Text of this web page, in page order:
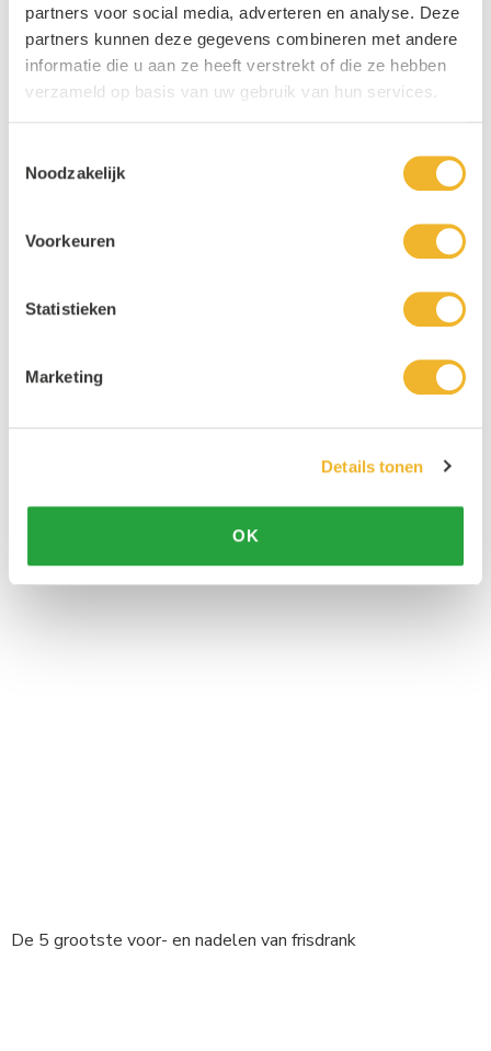
partners voor social media, adverteren en analyse. Deze
partners kunnen deze gegevens combineren met andere
informatie die u aan ze heeft verstrekt of die ze hebben
verzameld op basis van uw gebruik van hun services.
Noodzakelijk
Voorkeuren
Statistieken
Marketing
Details tonen
OK
De 5 grootste voor- en nadelen van frisdrank